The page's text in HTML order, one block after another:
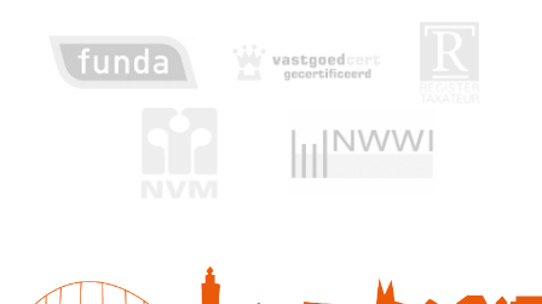
Garage Vrijstaand hout
terrein